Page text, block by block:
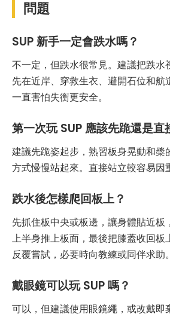
問題
SUP 新手一定會跌水嗎？
不一定，但跌水很常見。建議把跌水
先在近岸、穿救生衣、避開石位和航
一直害怕失衡更安全。
第一次玩 SUP 應該先跪還是直
建議先跪姿起步，熟習板身晃動和槳
方式慢慢站起來。直接站立較容易因
跌水後怎樣爬回板上？
先抓住板中央或板邊，讓身體貼近板
上半身推上板面，最後把膝蓋收回
反覆嘗試，必要時向教練或同伴求助。
戴眼鏡可以玩 SUP 嗎？
可以，但建議使用眼鏡繩，或改戴即